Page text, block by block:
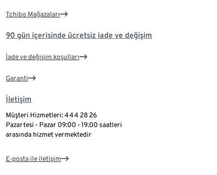
Tchibo Mağazaları
90 gün içerisinde ücretsiz iade ve değişim
İade ve değişim koşulları
Garanti
İletişim
Müşteri Hizmetleri: 444 28 26
Pazartesi - Pazar 09:00 - 19:00 saatleri
arasında hizmet vermektedir
E-posta ile iletişim